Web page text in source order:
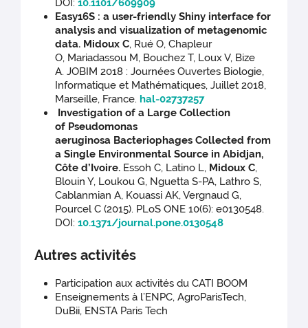
DOI:10.1101/609909
Easy16S : a user-friendly Shiny interface for
analysis and visualization of metagenomic
data. Midoux C, Rué O, Chapleur
O, Mariadassou M, Bouchez T, Loux V, Bize
A. JOBIM 2018 : Journées Ouvertes Biologie,
Informatique et Mathématiques, Juillet 2018,
Marseille, France. hal-02737257
Investigation of a Large Collection
of Pseudomonas
aeruginosa Bacteriophages Collected from
a Single Environmental Source in Abidjan,
Côte d’Ivoire. Essoh C, Latino L, Midoux C,
Blouin Y, Loukou G, Nguetta S-PA, Lathro S,
Cablanmian A, Kouassi AK, Vergnaud G,
Pourcel C (2015). PLoS ONE 10(6): e0130548.
DOI:10.1371/journal.pone.0130548
Autres activités
Participation aux activités du CATI BOOM
Enseignements à l’ENPC, AgroParisTech,
DuBii, ENSTA Paris Tech